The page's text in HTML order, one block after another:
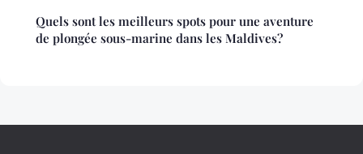
Quels sont les meilleurs spots pour une aventure
de plongée sous-marine dans les Maldives?